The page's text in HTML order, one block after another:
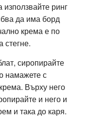
използвайте ринг
да има борд
крема е по
стегне.
сиропирайте
намажете с
Върху него
и него и
и така до каря.